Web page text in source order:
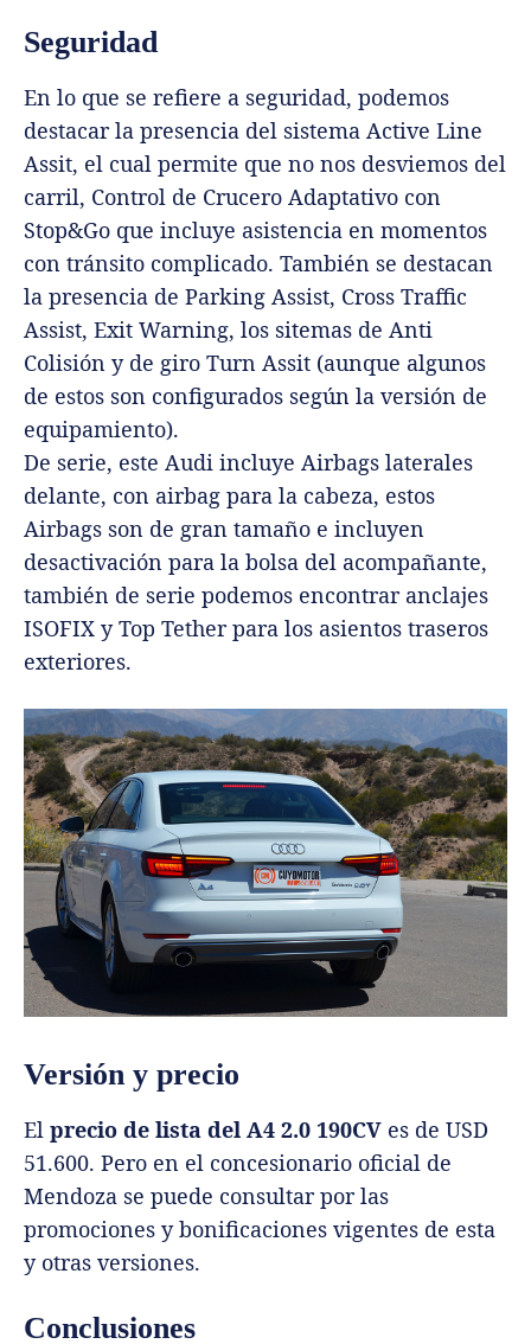
Seguridad
En lo que se refiere a seguridad, podemos
destacar la presencia del sistema Active Line
Assit, el cual permite que no nos desviemos del
carril, Control de Crucero Adaptativo con
Stop&Go que incluye asistencia en momentos
con tránsito complicado. También se destacan
la presencia de Parking Assist, Cross Traffic
Assist, Exit Warning, los sitemas de Anti
Colisión y de giro Turn Assit (aunque algunos
de estos son configurados según la versión de
equipamiento).
De serie, este Audi incluye Airbags laterales
delante, con airbag para la cabeza, estos
Airbags son de gran tamaño e incluyen
desactivación para la bolsa del acompañante,
también de serie podemos encontrar anclajes
ISOFIX y Top Tether para los asientos traseros
exteriores.
Versión y precio
El precio de lista del A4 2.0 190CV es de USD
51.600. Pero en el concesionario oficial de
Mendoza se puede consultar por las
promociones y bonificaciones vigentes de esta
y otras versiones.
Conclusiones